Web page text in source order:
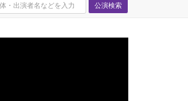
公演検索